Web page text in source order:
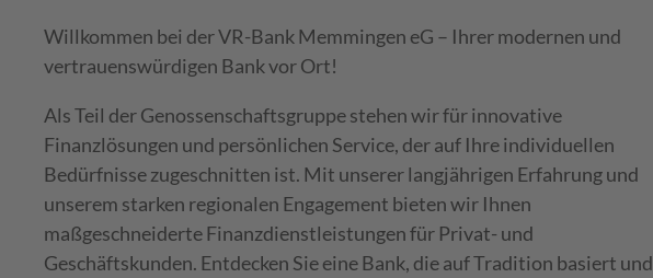
Willkommen bei der VR-Bank Memmingen eG – Ihrer modernen und
vertrauenswürdigen Bank vor Ort!
Als Teil der Genossenschaftsgruppe stehen wir für innovative
Finanzlösungen und persönlichen Service, der auf Ihre individuellen
Bedürfnisse zugeschnitten ist. Mit unserer langjährigen Erfahrung und
unserem starken regionalen Engagement bieten wir Ihnen
maßgeschneiderte Finanzdienstleistungen für Privat- und
Geschäftskunden. Entdecken Sie eine Bank, die auf Tradition basiert und